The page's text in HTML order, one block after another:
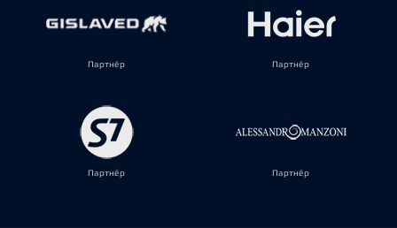
Партнёр Партнёр
Партнёр Партнёр